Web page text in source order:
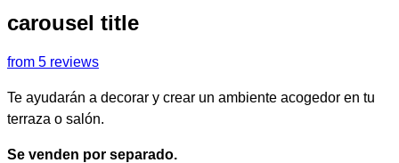
carousel title
from 5 reviews
Te ayudarán a decorar y crear un ambiente acogedor en tu
terraza o salón.
Se venden por separado.